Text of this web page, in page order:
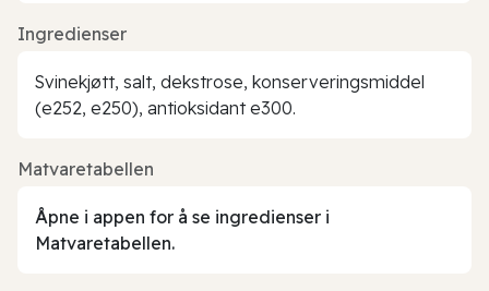
Ingredienser
Svinekjøtt, salt, dekstrose, konserveringsmiddel
(e252, e250), antioksidant e300.
Matvaretabellen
Åpne i appen for å se ingredienser i
Matvaretabellen.